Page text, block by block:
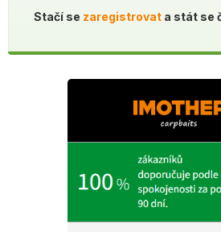
Stačí se zaregistrovata stát se